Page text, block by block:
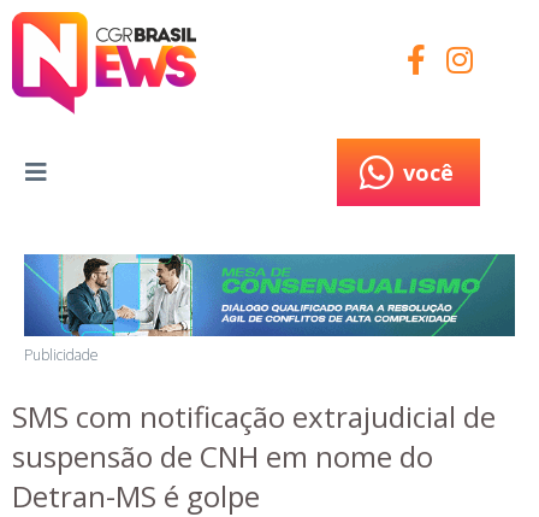
você
Publicidade
SMS com notificação extrajudicial de
suspensão de CNH em nome do
Detran-MS é golpe